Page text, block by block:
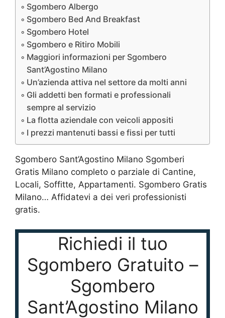
Sgombero Albergo
Sgombero Bed And Breakfast
Sgombero Hotel
Sgombero e Ritiro Mobili
Maggiori informazioni per Sgombero
Sant’Agostino Milano
Un’azienda attiva nel settore da molti anni
Gli addetti ben formati e professionali
sempre al servizio
La flotta aziendale con veicoli appositi
I prezzi mantenuti bassi e fissi per tutti
Sgombero Sant’Agostino Milano Sgomberi
Gratis Milano completo o parziale di Cantine,
Locali, Soffitte, Appartamenti. Sgombero Gratis
Milano… Affidatevi a dei veri professionisti
gratis.
Richiedi il tuo
Sgombero Gratuito –
Sgombero
Sant’Agostino Milano